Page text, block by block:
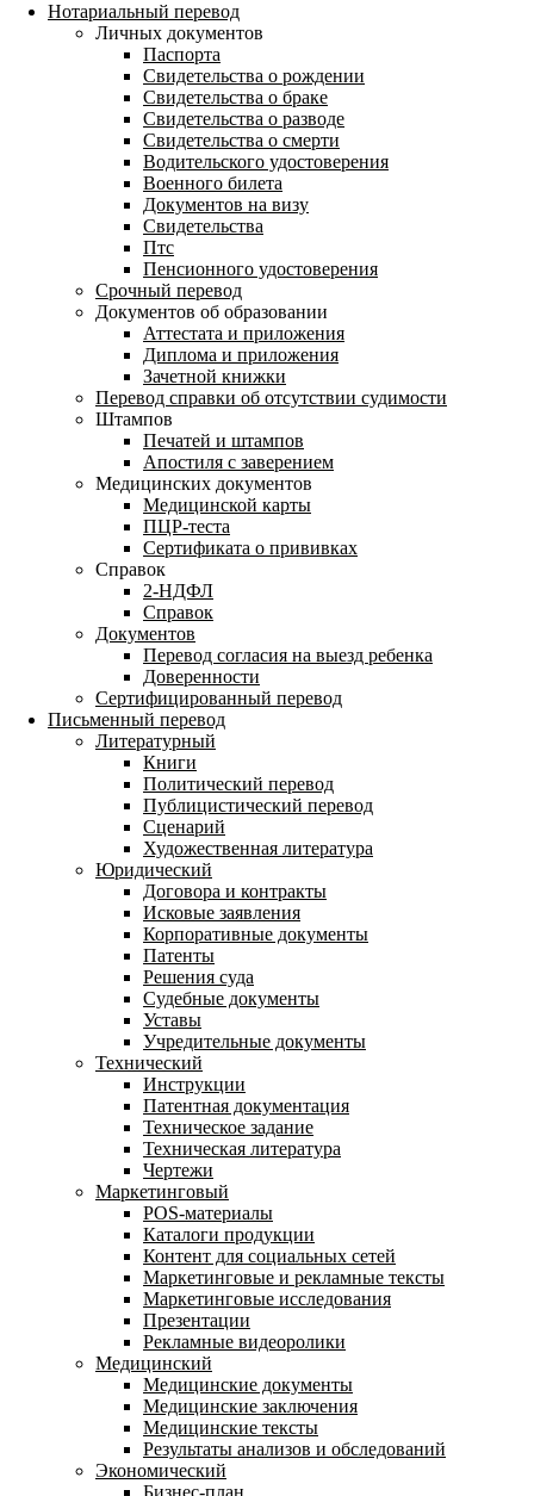
Нотариальный перевод
Личных документов
Паспорта
Свидетельства о рождении
Свидетельства о браке
Свидетельства о разводе
Свидетельства о смерти
Водительского удостоверения
Военного билета
Документов на визу
Свидетельства
Птс
Пенсионного удостоверения
Срочный перевод
Документов об образовании
Аттестата и приложения
Диплома и приложения
Зачетной книжки
Перевод справки об отсутствии судимости
Штампов
Печатей и штампов
Апостиля с заверением
Медицинских документов
Медицинской карты
ПЦР-теста
Сертификата о прививках
Справок
2-НДФЛ
Справок
Документов
Перевод согласия на выезд ребенка
Доверенности
Сертифицированный перевод
Письменный перевод
Литературный
Книги
Политический перевод
Публицистический перевод
Сценарий
Художественная литература
Юридический
Договора и контракты
Исковые заявления
Корпоративные документы
Патенты
Решения суда
Судебные документы
Уставы
Учредительные документы
Технический
Инструкции
Патентная документация
Техническое задание
Техническая литература
Чертежи
Маркетинговый
POS-материалы
Каталоги продукции
Контент для социальных сетей
Маркетинговые и рекламные тексты
Маркетинговые исследования
Презентации
Рекламные видеоролики
Медицинский
Медицинские документы
Медицинские заключения
Медицинские тексты
Результаты анализов и обследований
Экономический
Бизнес-план